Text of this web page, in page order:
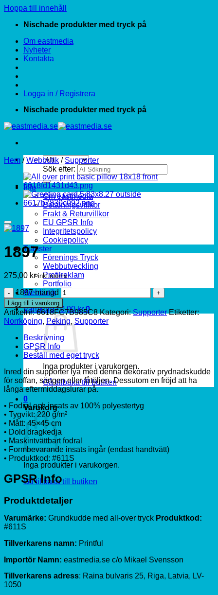
Hoppa till innehåll
Nischade produkter med tryck på
Om eastmedia
Nyheter
Kontakta
Logga in / Registrera
Nischade produkter med tryck på
Sök efter:
Info
Om eastmedia
Betalningsvillkor
Frakt & Returvillkor
EU GPSR Info
Integritetspolicy
Cookiepolicy
Tjänster
Förenings Tryck
Webbutveckling
Profilreklam
Portfolio
Webbutik
Varukorg /0,00kr 0
Inga produkter i varukorgen.
Gå tillbaka till butiken
0
Varukorg
Inga produkter i varukorgen.
Gå tillbaka till butiken
Hem / Webbutik / Supporter
1897
275,00 kr inkl.moms
1897 mängd
Lägg till i varukorg
Artikelnr:6618FC7B985C8 Kategori:Supporter Etiketter:
Norrköping, Peking, Supporter
Beskrivning
GPSR Info
Beställ med eget tryck
Inred din supporter lya med denna dekorativ prydnadskudde
för soffan, sängen eller fåtöljen. Dessutom en fröjd att ha
långa eftermiddagslurar på.
• Fodral och insats av 100% polyestertyg
• Tygvikt: 220 g/m²
• Mått: 45×45 cm
• Dold dragkedja
• Maskintvättbart fodral
• Formbevarande insats ingår (endast handtvätt)
• Produktkod: #611S
GPSR Info
Produktdetaljer
Varumärke: Grundkudde med all-over tryck Produktkod:
#611S
Tillverkarens namn: Printful
Importör Namn: eastmedia.se c/o Mikael Svensson
Tillverkarens adress: Raina bulvaris 25, Riga, Latvia, LV-
1050